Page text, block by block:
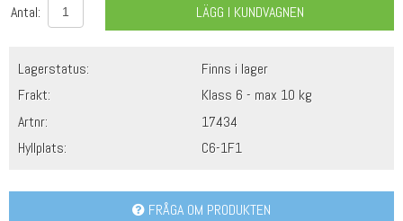
Antal: LÄGG I KUNDVAGNEN
Lagerstatus:
Finns i lager
Frakt:
Klass 6 - max 10 kg
Artnr:
17434
Hyllplats:
C6-1F1
FRÅGA OM PRODUKTEN